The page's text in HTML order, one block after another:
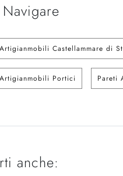
Castellammare di
Portici Pareti
anche: